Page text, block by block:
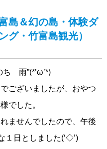
島＆幻の島・体験ダ
グ・竹富島観光）
雨”(*’ω’*)
ございましたが、おやつ
でした。
ませんでしたので、午後
１日としました(‘◇’)ゞ